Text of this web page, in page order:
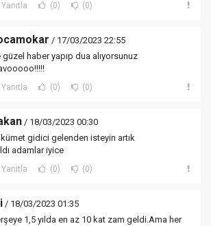
Yanıtla (0) (0)
/ 17/03/2023 22:55
güzel haber yapıp dua alıyorsunuz
Yanıtla (0) (0)
/ 18/03/2023 00:30
gidici gelenden isteyin artık
adamlar iyice
Yanıtla (0) (0)
/ 18/03/2023 01:35
1,5 yılda en az 10 kat zam geldi.Ama her